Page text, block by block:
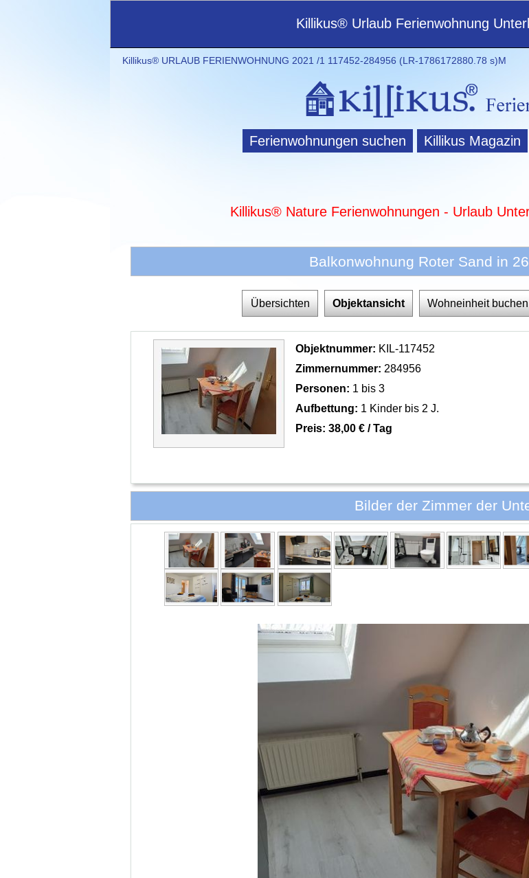
Killikus® Urlaub Ferienwohnung
Killikus® URLAUB FERIENWOHNUNG 2021 /1 117452-284956 (LR-1786172880.78 s)M
Ferienwohnungen suchen Killikus Magazin
Killikus® Nature Ferienwohnungen - Urlaub
Balkonwohnung Roter Sand in
Übersichten Objektansicht Wohneinheit buchen
Objektnummer: KIL-117452
Zimmernummer: 284956
Personen: 1 bis 3
Aufbettung: 1 Kinder bis 2 J.
Preis: 38,00 € / Tag
Bilder der Zimmer der